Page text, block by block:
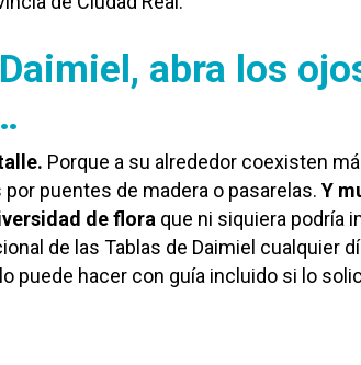
abra los
Porque a su alrededor coexisten
puentes de madera o pasarelas. Y
de flora que ni siquiera podría
de las Tablas de Daimiel cualquier
puede hacer con guía incluido si lo